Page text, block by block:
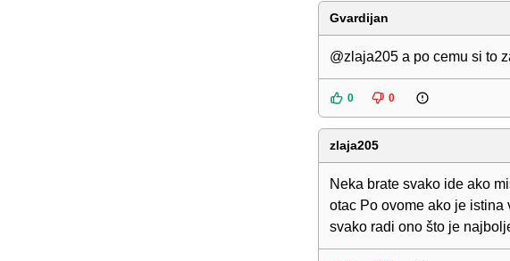
Gvardijan
@zlaja205 a po cemu si to
0 0
zlaja205
Neka brate svako ide ako
otac Po ovome ako je
svako radi ono što je